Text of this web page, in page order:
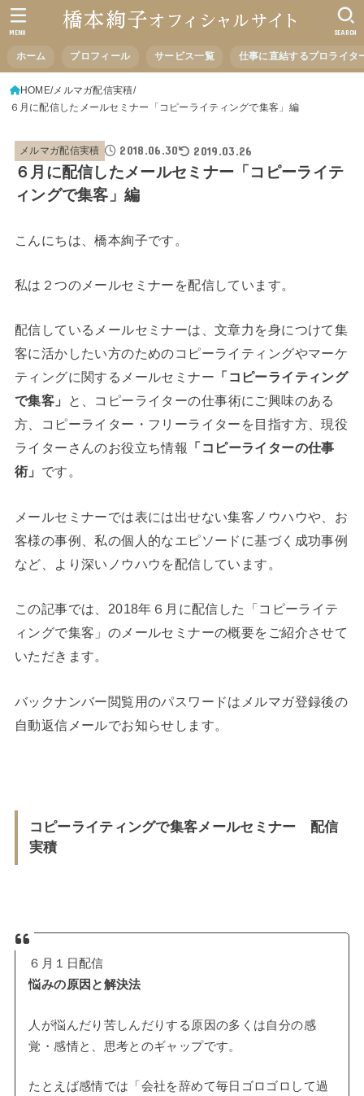
ホーム プロフィール サービス一覧 仕事に直結するプロライタ
SEARCH
MENU
HOME メルマガ配信実積
６月に配信したメールセミナー「コピーライティングで集客」編
メルマガ配信実積 2018.06.30 2019.03.26
６月に配信したメールセミナー「コピーライテ
ィングで集客」編
こんにちは、橋本絢子です。
私は２つのメールセミナーを配信しています。
配信しているメールセミナーは、文章力を身につけて集
客に活かしたい方のためのコピーライティングやマーケ
ティングに関するメールセミナー 「コピーライティング
で集客」
と、コピーライターの仕事術にご興味のある
方、コピーライター・フリーライターを目指す方、現役
ライターさんのお役立ち情報
「コピーライターの仕事
術」 です。
メールセミナーでは表には出せない集客ノウハウや、お
客様の事例、私の個人的なエピソードに基づく成功事例
など、より深いノウハウを配信しています。
この記事では、2018年６月に配信した「コピーライテ
ィングで集客」のメールセミナーの概要をご紹介させて
いただきます。
バックナンバー閲覧用のパスワードはメルマガ登録後の
自動返信メールでお知らせします。
コピーライティングで集客メールセミナー 配信
実積
６月１日配信
悩みの原因と解決法
人が悩んだり苦しんだりする原因の多くは自分の感
覚・感情と、思考とのギャップです。
たとえば感情では「会社を辞めて毎日ゴロゴロして過